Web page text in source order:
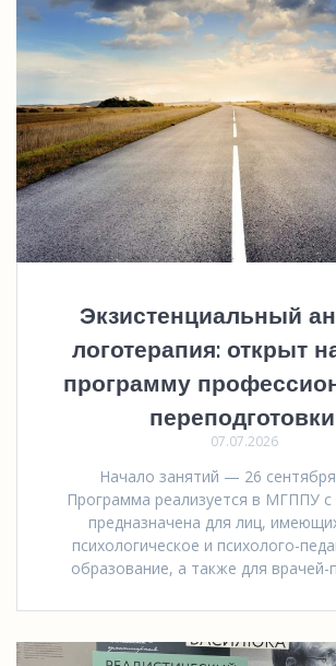
Экзистенциальный
логотерапия: открыт
программу
07.07.2026
Начало занятий — 26 сентября
Программа реализуется в МГППУ с
предназначена для лиц,
психологическое и психолого-
образование, а также для врачей-